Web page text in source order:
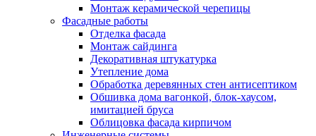
Монтаж керамической черепицы
Фасадные работы
Отделка фасада
Монтаж сайдинга
Декоративная штукатурка
Утепление дома
Обработка деревянных стен антисептиком
Обшивка дома вагонкой, блок-хаусом,
имитацией бруса
Облицовка фасада кирпичом